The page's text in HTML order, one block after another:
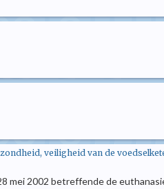
veiligheid van de
mei 2002 betreffende de